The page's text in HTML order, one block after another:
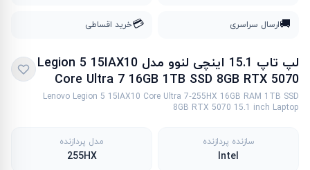
🚚ارسال سراسری 💳خرید اقساطی
لپ تاپ 15.1 اینچی لنوو مدل Legion 5 15IAX10
Core Ultra 7 16GB 1TB SSD 8GB RTX 5070
Lenovo Legion 5 15IAX10 Core Ultra 7‑255HX 16GB RAM 1TB SSD
8GB RTX 5070 15.1 inch Laptop
سازنده پردازنده
Intel
مدل پردازنده
255HX